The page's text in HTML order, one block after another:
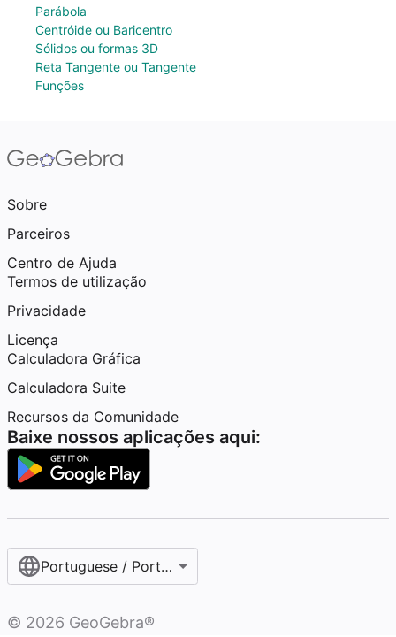
Parábola
Centróide ou Baricentro
Sólidos ou formas 3D
Reta Tangente ou Tangente
Funções
Sobre
Parceiros
Centro de Ajuda
Termos de utilização
Privacidade
Licença
Calculadora Gráfica
Calculadora Suite
Recursos da Comunidade
Baixe nossos aplicações aqui:
Portuguese / Português (Portugal)
© 2026 GeoGebra®